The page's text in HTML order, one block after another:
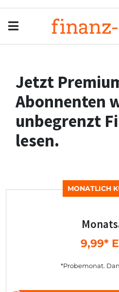
Jetzt
Abonnenten
unbegrenzt
lesen.
MONATLICH
9,99*
*Probemonat.